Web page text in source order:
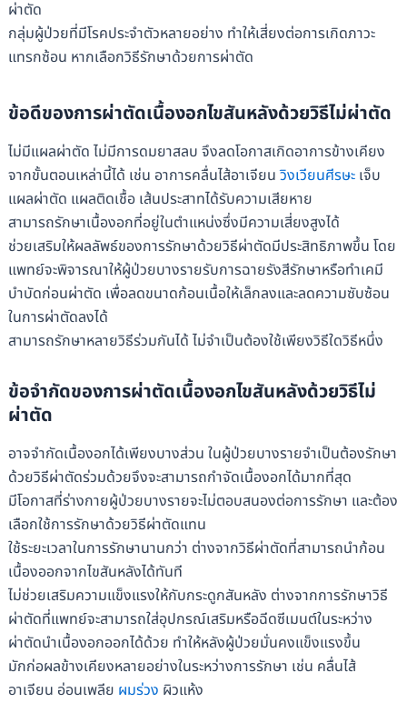
ผ่าตัด
กลุ่มผู้ป่วยที่มีโรคประจำตัวหลายอย่าง ทำให้เสี่ยงต่อการเกิดภาวะ
แทรกซ้อน หากเลือกวิธีรักษาด้วยการผ่าตัด
ข้อดีของการผ่าตัดเนื้องอกไขสันหลังด้วยวิธีไม่ผ่าตัด
ไม่มีแผลผ่าตัด ไม่มีการดมยาสลบ จึงลดโอกาสเกิดอาการข้างเคียง
จากขั้นตอนเหล่านี้ได้ เช่น อาการคลื่นไส้อาเจียนวิงเวียนศีรษะเจ็บ
แผลผ่าตัด แผลติดเชื้อ เส้นประสาทได้รับความเสียหาย
สามารถรักษาเนื้องอกที่อยู่ในตำแหน่งซึ่งมีความเสี่ยงสูงได้
ช่วยเสริมให้ผลลัพธ์ของการรักษาด้วยวิธีผ่าตัดมีประสิทธิภาพขึ้น โดย
แพทย์จะพิจารณาให้ผู้ป่วยบางรายรับการฉายรังสีรักษาหรือทำเคมี
บำบัดก่อนผ่าตัด เพื่อลดขนาดก้อนเนื้อให้เล็กลงและลดความซับซ้อน
ในการผ่าตัดลงได้
สามารถรักษาหลายวิธีร่วมกันได้ ไม่จำเป็นต้องใช้เพียงวิธีใดวิธีหนึ่ง
ข้อจำกัดของการผ่าตัดเนื้องอกไขสันหลังด้วยวิธีไม่
ผ่าตัด
อาจจำกัดเนื้องอกได้เพียงบางส่วน ในผู้ป่วยบางรายจำเป็นต้องรักษา
ด้วยวิธีผ่าตัดร่วมด้วยจึงจะสามารถกำจัดเนื้องอกได้มากที่สุด
มีโอกาสที่ร่างกายผู้ป่วยบางรายจะไม่ตอบสนองต่อการรักษา และต้อง
เลือกใช้การรักษาด้วยวิธีผ่าตัดแทน
ใช้ระยะเวลาในการรักษานานกว่า ต่างจากวิธีผ่าตัดที่สามารถนำก้อน
เนื้องออกจากไขสันหลังได้ทันที
ไม่ช่วยเสริมความแข็งแรงให้กับกระดูกสันหลัง ต่างจากการรักษาวิธี
ผ่าตัดที่แพทย์จะสามารถใส่อุปกรณ์เสริมหรือฉีดซีเมนต์ในระหว่าง
ผ่าตัดนำเนื้องอกออกได้ด้วย ทำให้หลังผู้ป่วยมั่นคงแข็งแรงขึ้น
มักก่อผลข้างเคียงหลายอย่างในระหว่างการรักษา เช่น คลื่นไส้
อาเจียน อ่อนเพลีย ผมร่วง ผิวแห้ง